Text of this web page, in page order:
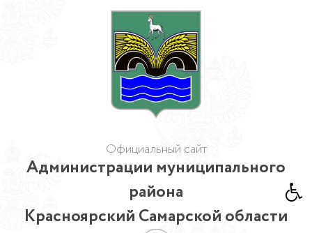
Официальный сайт
Администрации муниципального
района
Красноярский Самарской области